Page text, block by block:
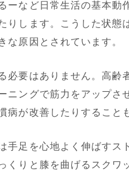
ーなど日常生活の基本動
りします。こうした状態
な原因とされています。
要はありません。高齢
ニングで筋力をアップさ
病が改善したりすること
足を心地よく伸ばすス
くりと膝を曲げるスクワ